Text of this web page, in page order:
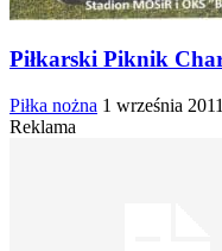
Piłkarski Piknik
Piłka nożna 1 września 2011
Reklama